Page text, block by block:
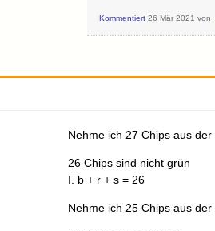
Kommentiert 26 Mär 2021 von
Nehme ich 27 Chips aus
26 Chips sind nicht grün
I. b + r + s = 26
Nehme ich 25 Chips aus